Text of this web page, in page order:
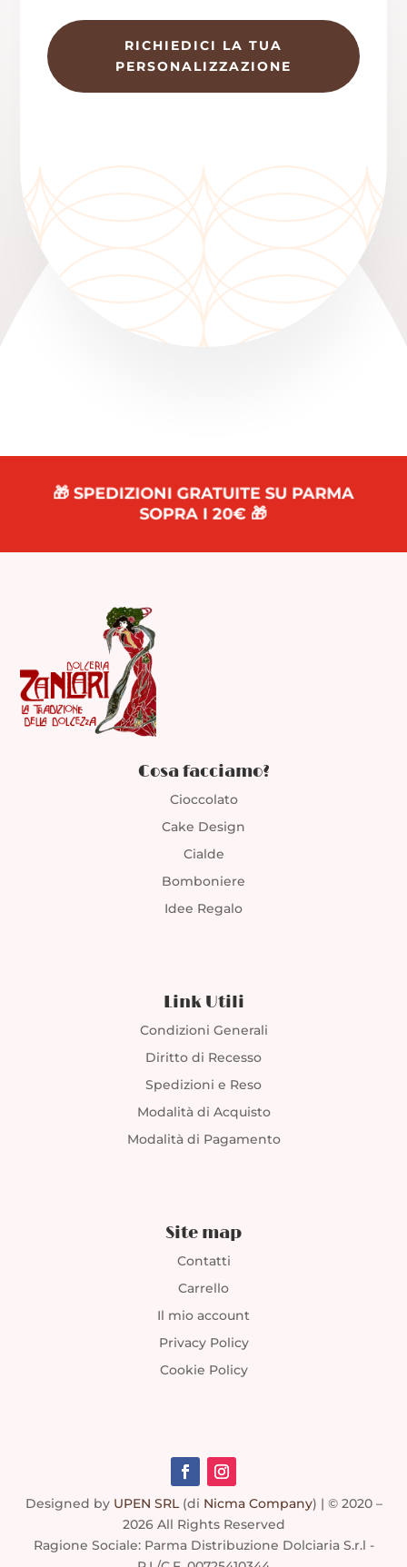
RICHIEDICI LA TUA
PERSONALIZZAZIONE
🎁 SPEDIZIONI GRATUITE SU PARMA
SOPRA I 20€ 🎁
Cosa facciamo?
Cioccolato
Cake Design
Cialde
Bomboniere
Idee Regalo
Link Utili
Condizioni Generali
Diritto di Recesso
Spedizioni e Reso
Modalità di Acquisto
Modalità di Pagamento
Site map
Contatti
Carrello
Il mio account
Privacy Policy
Cookie Policy
Designed by UPEN SRL(di Nicma Company) | © 2020 –
2026 All Rights Reserved
Ragione Sociale: Parma Distribuzione Dolciaria S.r.l -